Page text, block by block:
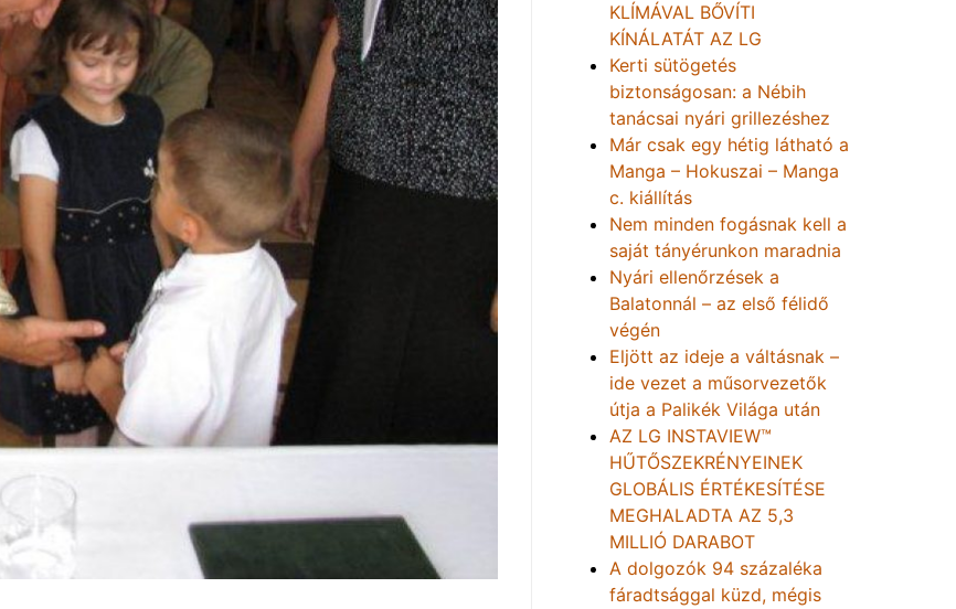
KLÍMÁVAL BŐVÍTI
KÍNÁLATÁT AZ LG
Kerti sütögetés
biztonságosan: a Nébih
tanácsai nyári grillezéshez
Már csak egy hétig látható a
Manga – Hokuszai – Manga
c. kiállítás
Nem minden fogásnak kell a
saját tányérunkon maradnia
Nyári ellenőrzések a
Balatonnál – az első félidő
végén
Eljött az ideje a váltásnak –
ide vezet a műsorvezetők
útja a Palikék Világa után
AZ LG INSTAVIEW™
HŰTŐSZEKRÉNYEINEK
GLOBÁLIS ÉRTÉKESÍTÉSE
MEGHALADTA AZ 5,3
MILLIÓ DARABOT
A dolgozók 94 százaléka
fáradtsággal küzd, mégis